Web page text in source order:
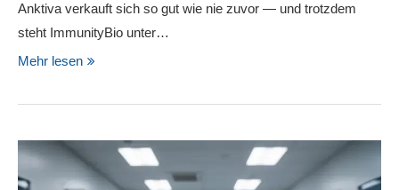
Anktiva verkauft sich so gut wie nie zuvor — und trotzdem
steht ImmunityBio unter…
Mehr lesen